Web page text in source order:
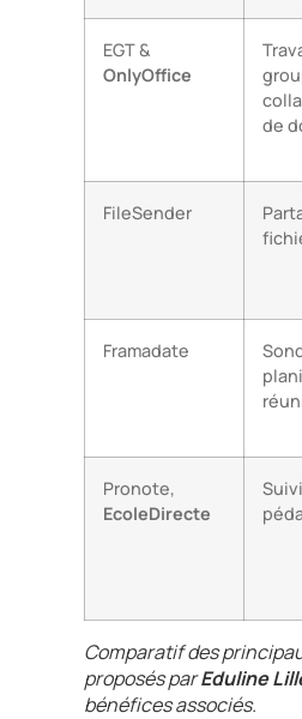
EGT &
OnlyOffice
de
FileSender
Framadate
Pronote,
EcoleDirecte
Suivi
Comparatif des
proposés parEduline
bénéfices associés.